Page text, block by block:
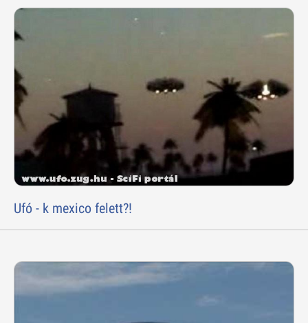
Ufó - k mexico felett?!